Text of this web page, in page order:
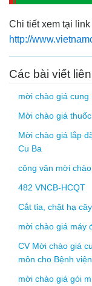
MUA CHẤT
BỆNH VIỆN
Chi tiết xem tại
http://
Các bài viết
mời chào giá
Mời chào giá
Mời chào giá lắp
Cu Ba
công văn mời
482 VNCB-HCQT
Cắt tỉa, chặt hạ
mời chào giá máy
CV Mời chào giá
môn cho Bệnh
mời chào giá gói